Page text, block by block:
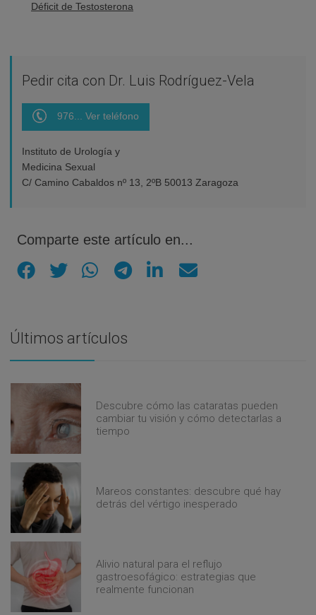
Déficit de Testosterona
Pedir cita con Dr. Luis Rodríguez-Vela
976... Ver teléfono
Instituto de Urología y
Medicina Sexual
C/ Camino Cabaldos nº 13, 2ºB 50013 Zaragoza
Comparte este artículo en...
Últimos artículos
Descubre cómo las cataratas pueden
cambiar tu visión y cómo detectarlas a
tiempo
Mareos constantes: descubre qué hay
detrás del vértigo inesperado
Alivio natural para el reflujo
gastroesofágico: estrategias que
realmente funcionan